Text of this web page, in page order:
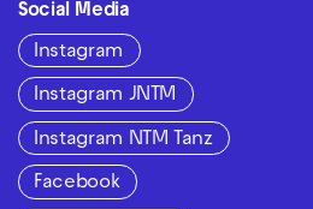
Social Media
Instagram
Instagram JNTM
Instagram NTM Tanz
Facebook